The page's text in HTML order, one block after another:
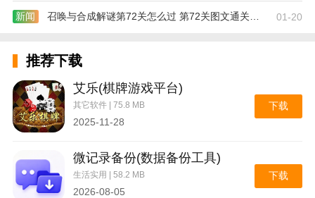
新闻 召唤与合成解谜第72关怎么过 第72关图文通关攻略 01-20
推荐下载
艾乐(棋牌游戏平台)
其它软件 | 75.8 MB
2025-11-28
下载
微记录备份(数据备份工具)
生活实用 | 58.2 MB
2026-08-05
下载